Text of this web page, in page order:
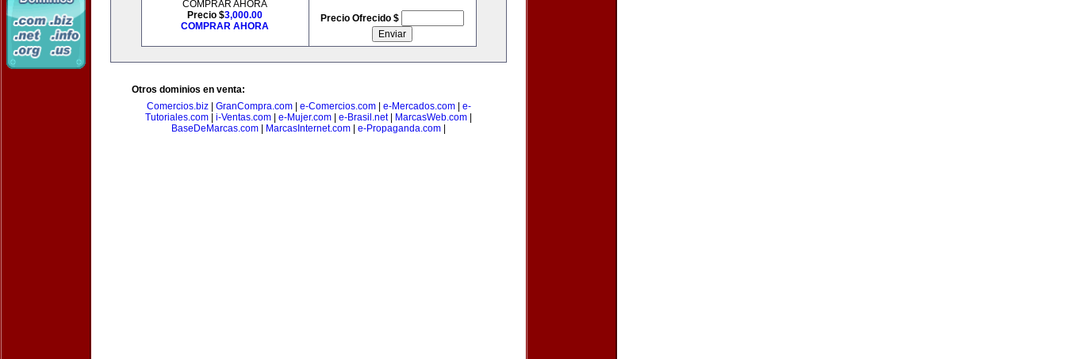
COMPRAR AHORA
Precio $3,000.00
COMPRAR AHORA
Precio Ofrecido $
Otros dominios en venta:
Comercios.biz| GranCompra.com| e-Comercios.com| e-Mercados.com| e-
Tutoriales.com
i-Ventas.com e-Mujer.com e-Brasil.net| MarcasWeb.com
BaseDeMarcas.com
MarcasInternet.com e-Propaganda.com